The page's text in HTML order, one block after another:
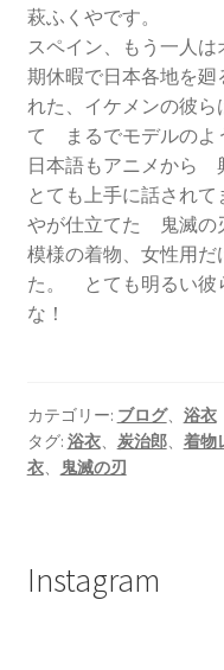
萩ふくやです。
スペイン、もう一人
期休暇で日本各地を廻
れた、イケメンの彼
て まるでモデルのよ
日本語もアニメから
とても上手に話され
やが仕立てた 鬼滅の
模様の着物、女性用
た。 とても明るい彼
な！
カテゴリー: ブログ、 浴衣
タグ: 浴衣、 炭治郎、 着物
衣、 鬼滅の刃
Instagram